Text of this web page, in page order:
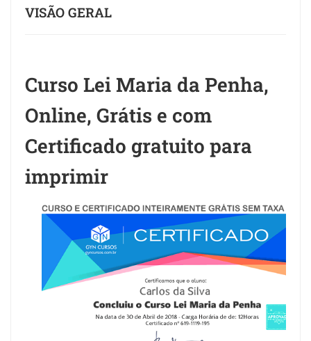
VISÃO GERAL
Curso Lei Maria da Penha,
Online, Grátis e com
Certificado gratuito para
imprimir